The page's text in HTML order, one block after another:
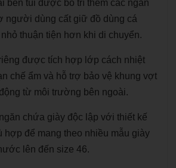
bên túi được bố trí thêm các ngăn
người dùng cất giữ đồ dùng cá
thuận tiện hơn khi di chuyển.
được tích hợp lớp cách nhiệt
chế ẩm và hỗ trợ bảo vệ khung vợt
từ môi trường bên ngoài.
chứa giày độc lập với thiết kế
hợp để mang theo nhiều mẫu giày
lên đến size 46.